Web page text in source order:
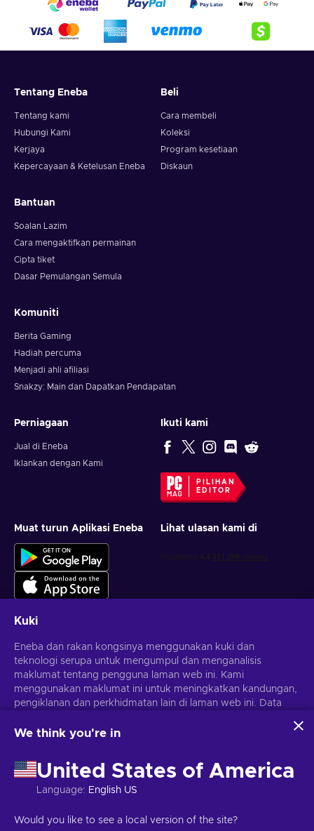
Tentang Eneba
Tentang kami
Hubungi Kami
Kerjaya
Kepercayaan & Ketelusan Eneba
Beli
Cara membeli
Koleksi
Program kesetiaan
Diskaun
Bantuan
Soalan Lazim
Cara mengaktifkan permainan
Cipta tiket
Dasar Pemulangan Semula
Komuniti
Berita Gaming
Hadiah percuma
Menjadi ahli afiliasi
Snakzy: Main dan Dapatkan Pendapatan
Perniagaan
Jual di Eneba
Iklankan dengan Kami
Ikuti kami
PILIHAN
EDITOR
Muat turun Aplikasi Eneba Lihat ulasan kami di
Dapatkan tawaran permainan yang diperibadikan
Langgan
Anda boleh berhenti melanggan pada bila-bila masa.Lawati notis
Hak Cipta © 2026 Eneba. Hak cipta terpelihara. JSC "Helis Play",
Kuki
Eneba dan rakan kongsinya menggunakan kuki dan
teknologi serupa untuk mengumpul dan menganalisis
maklumat tentang pengguna laman web ini. Kami
menggunakan maklumat ini untuk meningkatkan kandungan,
pengiklanan dan perkhidmatan lain di laman web ini. Data
iklan.
penggunaan teknologi ini oleh Eneba dan rakan kongsinya.
Anda boleh melaraskan persetujuan anda dengan mengklik
'Sesuaikan'.
menggunakan data anda, lihatKeselamatan & Privasi
We think you're in
United States of America
Language: English US
Would you like to see a local version of the site?